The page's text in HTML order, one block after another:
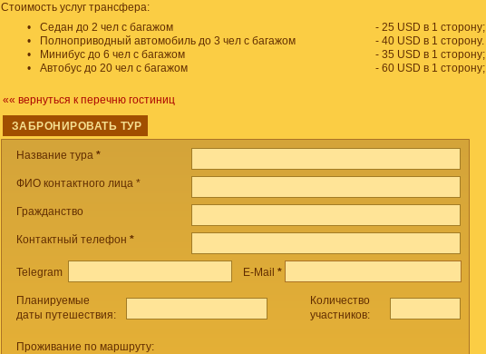
Стоимость услуг трансфера:
•
Седан до 2 чел с багажом
- 25 USD в 1 сторону;
•
Полноприводный автомобиль до 3 чел с багажом
- 40 USD в 1 сторону.
•
Минибус до 6 чел с багажом
- 35 USD в 1 сторону;
•
Автобус до 20 чел с багажом - 60 USD в 1 сторону;
«« вернуться к перечню гостиниц
ЗАБРОНИРОВАТЬ ТУР
Название тура *
ФИО контактного лица *
Гражданство
Контактный телефон *
Telegram E-Mail *
Планируемые
даты путешествия:
Количество
участников:
Проживание по маршруту: